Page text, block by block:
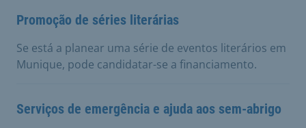
Promoção de séries literárias
Se está a planear uma série de eventos literários em
Munique, pode candidatar-se a financiamento.
Serviços de emergência e ajuda aos sem-abrigo